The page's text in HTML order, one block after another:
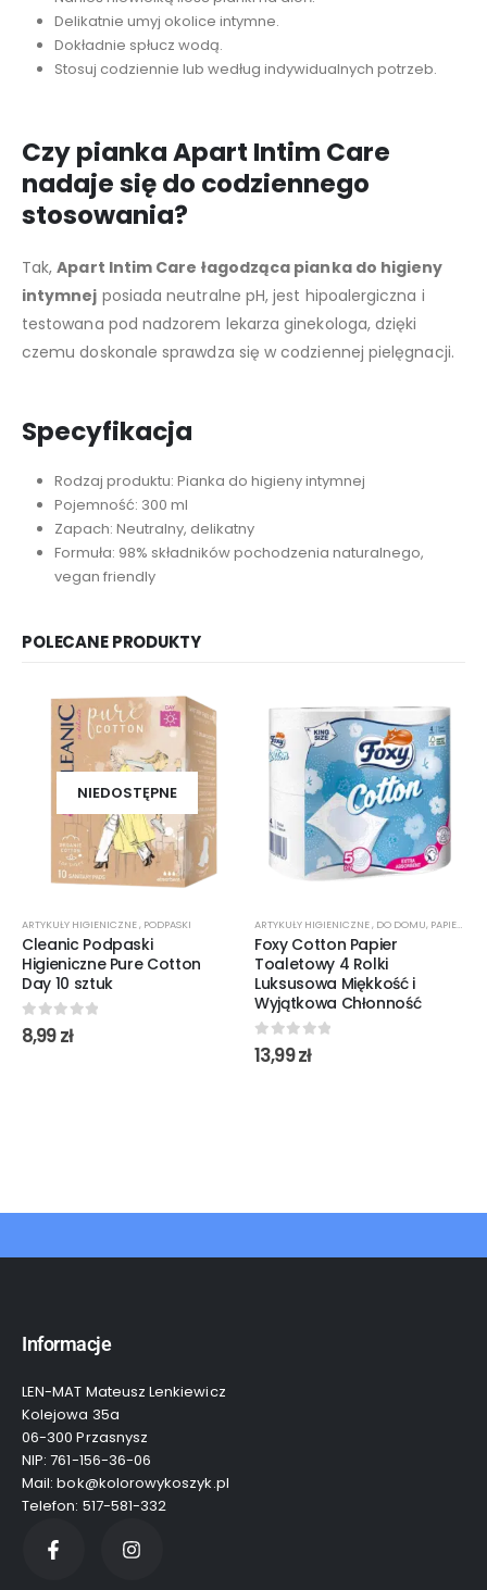
Delikatnie umyj okolice intymne.
Dokładnie spłucz wodą.
Stosuj codziennie lub według indywidualnych potrzeb.
Czy pianka Apart Intim Care
nadaje się do codziennego
stosowania?
Tak,Apart Intim Care łagodząca pianka do higieny
intymnej posiada neutralne pH, jest hipoalergiczna i
testowana pod nadzorem lekarza ginekologa, dzięki
czemu doskonale sprawdza się w codziennej pielęgnacji.
Specyfikacja
Rodzaj produktu: Pianka do higieny intymnej
Pojemność: 300 ml
Zapach: Neutralny, delikatny
Formuła: 98% składników pochodzenia naturalnego,
vegan friendly
POLECANE PRODUKTY
NIEDOSTĘPNE
ARTYKUŁY HIGIENICZNE, PODPASKI
Cleanic Podpaski
Higieniczne Pure Cotton
Day 10 sztuk
0out of 5
8,99zł
ARTYKUŁY HIGIENICZNE, DO DOMU, PAPIER TOALETOWY
Foxy Cotton Papier
Toaletowy 4 Rolki
Luksusowa Miękkość i
Wyjątkowa Chłonność
0out of 5
13,99zł
Informacje
LEN-MAT Mateusz Lenkiewicz
Kolejowa 35a
06-300 Przasnysz
NIP: 761-156-36-06
Mail: bok@kolorowykoszyk.pl
Telefon: 517-581-332